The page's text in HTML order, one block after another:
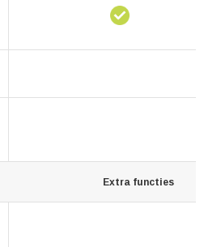
Extra functies